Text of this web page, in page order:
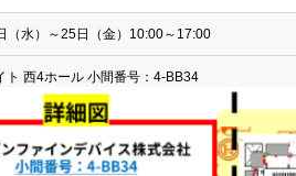
（水）～25日（金）10:00～17:00
ト 西4ホール 小間番号：4-BB34